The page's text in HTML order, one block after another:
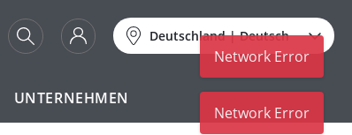
Deutschland|Deutsch
UNTERNEHMEN
Network Error
Network Error